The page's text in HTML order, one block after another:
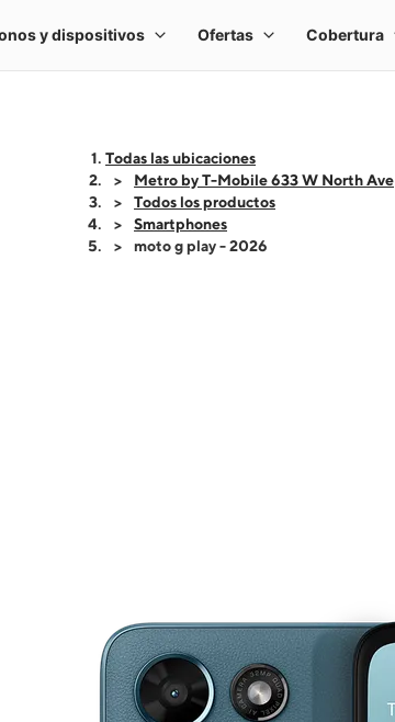
Todas las ubicaciones
Metro by T-Mobile 633 W North Ave
Todos los productos
Smartphones
moto g play - 2026